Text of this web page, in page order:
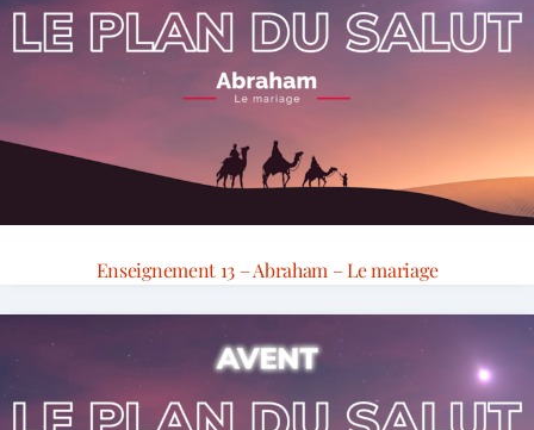
Enseignement 13 – Abraham – Le mariage